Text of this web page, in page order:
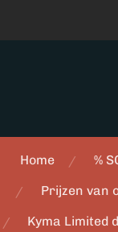
Home %
Prijzen van
Kyma Limited